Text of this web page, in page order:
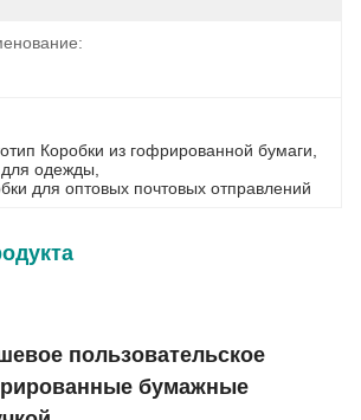
Коробки из гофрированной бумаги
для одежды
для оптовых почтовых отправлений
пользовательское
бумажные